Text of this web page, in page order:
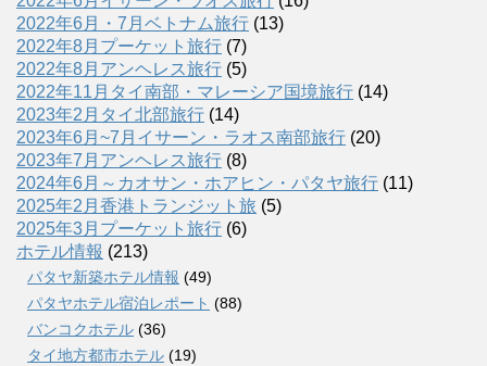
2022年6月・7月ベトナム旅行 (13)
2022年8月プーケット旅行 (7)
2022年8月アンヘレス旅行 (5)
2022年11月タイ南部・マレーシア国境旅行 (14)
2023年2月タイ北部旅行 (14)
2023年6月~7月イサーン・ラオス南部旅行 (20)
2023年7月アンヘレス旅行 (8)
2024年6月～カオサン・ホアヒン・パタヤ旅行 (11)
2025年2月香港トランジット旅 (5)
2025年3月プーケット旅行 (6)
ホテル情報 (213)
パタヤ新築ホテル情報 (49)
パタヤホテル宿泊レポート (88)
バンコクホテル (36)
タイ地方都市ホテル (19)